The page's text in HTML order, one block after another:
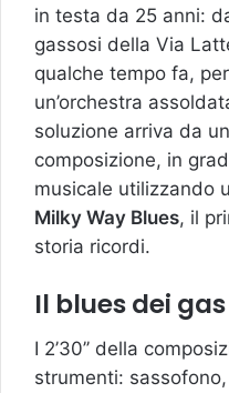
in testa da 25 anni:
gassosi della Via
qualche tempo fa,
un’orchestra
soluzione arriva da
composizione, in
musicale utilizzando
Milky Way Blues, il
storia ricordi.
Il blues dei
I 2’30’’ della
strumenti: